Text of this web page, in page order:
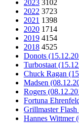
2023 3102
2022 3723
2021 1398
2020 1714
2019 4154
2018 4525
Donots
Turbostaat
Chuck Ragan
Madsen
Rogers
Fortuna
Grillmaster
Hannes Wittmer